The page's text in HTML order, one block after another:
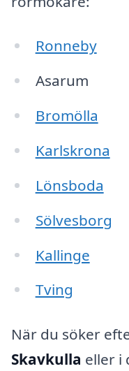
Ronneby
Asarum
Bromölla
Karlskrona
Lönsboda
Sölvesborg
Kallinge
Tving
När du söker
Skavkulla eller i